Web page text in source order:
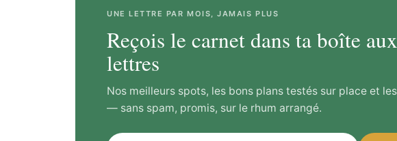
UNE LETTRE PAR MOIS, JAMAIS PLUS
Reçois le carnet dans ta boîte aux
lettres
Nos meilleurs spots, les bons plans testés sur place et
— sans spam, promis, sur le rhum arrangé.